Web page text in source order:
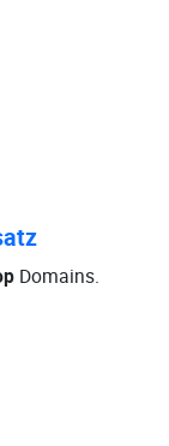
Domains.